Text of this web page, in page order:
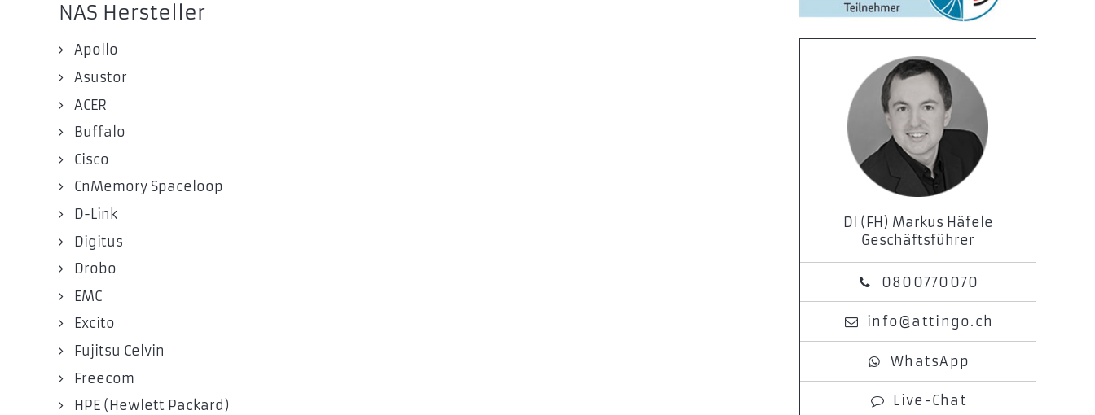
NAS Hersteller
Apollo
Asustor
ACER
Buffalo
Cisco
CnMemory Spaceloop
D-Link
Digitus
Drobo
EMC
Excito
Fujitsu Celvin
Freecom
HPE (Hewlett Packard)
DI (FH) Markus Häfele
Geschäftsführer
0800770070
info@attingo.ch
WhatsApp
Live-Chat